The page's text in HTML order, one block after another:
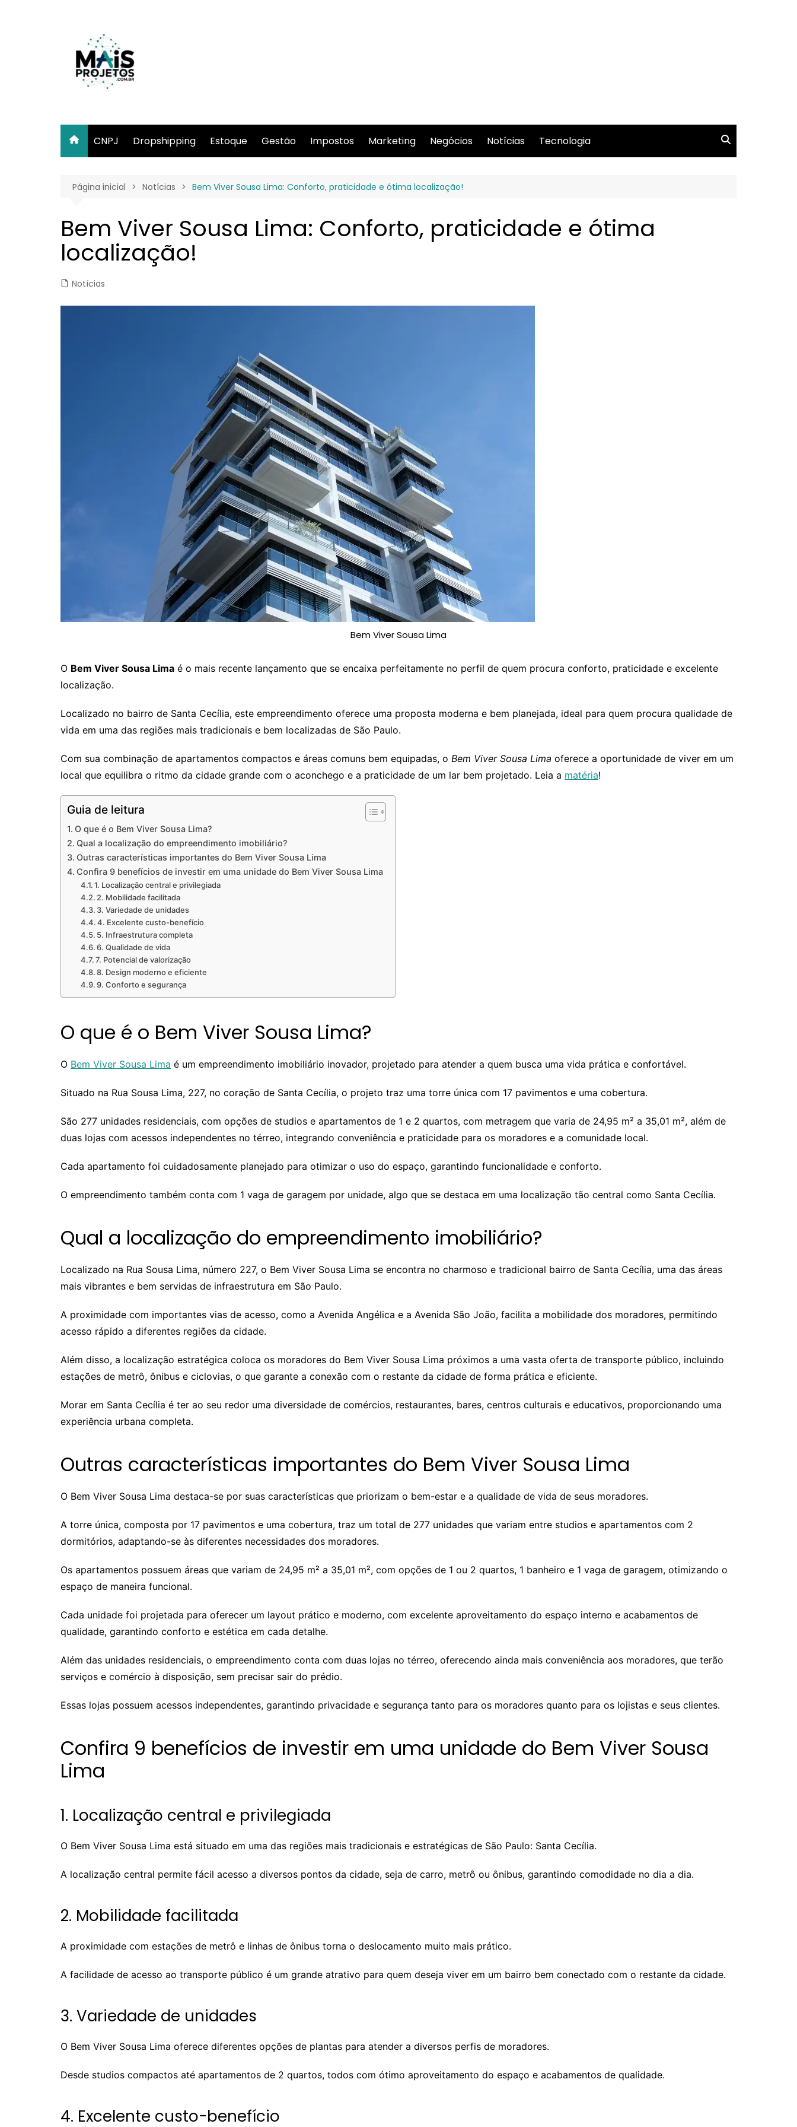
CNPJ Dropshipping Estoque Gestão Impostos Marketing Negócios Notícias Tecnologia
Página inicial Notícias Bem Viver Sousa Lima: Conforto, praticidade e ótima localização!
Bem Viver Sousa Lima: Conforto, praticidade e ótima
localização!
Notícias
Bem Viver Sousa Lima
O Bem Viver Sousa Lima é o mais recente lançamento que se encaixa perfeitamente no perfil de quem procura conforto, praticidade e excelente
localização.
Localizado no bairro de Santa Cecília, este empreendimento oferece uma proposta moderna e bem planejada, ideal para quem procura qualidade de
vida em uma das regiões mais tradicionais e bem localizadas de São Paulo.
Com sua combinação de apartamentos compactos e áreas comuns bem equipadas, o Bem Viver Sousa Lima oferece a oportunidade de viver em um
local que equilibra o ritmo da cidade grande com o aconchego e a praticidade de um lar bem projetado. Leia a matéria!
Guia de leitura
O que é o Bem Viver Sousa Lima?
Qual a localização do empreendimento imobiliário?
Outras características importantes do Bem Viver Sousa Lima
Confira 9 benefícios de investir em uma unidade do Bem Viver Sousa Lima
1. Localização central e privilegiada
2. Mobilidade facilitada
3. Variedade de unidades
4. Excelente custo-benefício
5. Infraestrutura completa
6. Qualidade de vida
7. Potencial de valorização
8. Design moderno e eficiente
9. Conforto e segurança
O que é o Bem Viver Sousa Lima?
O Bem Viver Sousa Lima é um empreendimento imobiliário inovador, projetado para atender a quem busca uma vida prática e confortável.
Situado na Rua Sousa Lima, 227, no coração de Santa Cecília, o projeto traz uma torre única com 17 pavimentos e uma cobertura.
São 277 unidades residenciais, com opções de studios e apartamentos de 1 e 2 quartos, com metragem que varia de 24,95 m² a 35,01 m², além de
duas lojas com acessos independentes no térreo, integrando conveniência e praticidade para os moradores e a comunidade local.
Cada apartamento foi cuidadosamente planejado para otimizar o uso do espaço, garantindo funcionalidade e conforto.
O empreendimento também conta com 1 vaga de garagem por unidade, algo que se destaca em uma localização tão central como Santa Cecília.
Qual a localização do empreendimento imobiliário?
Localizado na Rua Sousa Lima, número 227, o Bem Viver Sousa Lima se encontra no charmoso e tradicional bairro de Santa Cecília, uma das áreas
mais vibrantes e bem servidas de infraestrutura em São Paulo.
A proximidade com importantes vias de acesso, como a Avenida Angélica e a Avenida São João, facilita a mobilidade dos moradores, permitindo
acesso rápido a diferentes regiões da cidade.
Além disso, a localização estratégica coloca os moradores do Bem Viver Sousa Lima próximos a uma vasta oferta de transporte público, incluindo
estações de metrô, ônibus e ciclovias, o que garante a conexão com o restante da cidade de forma prática e eficiente.
Morar em Santa Cecília é ter ao seu redor uma diversidade de comércios, restaurantes, bares, centros culturais e educativos, proporcionando uma
experiência urbana completa.
Outras características importantes do Bem Viver Sousa Lima
O Bem Viver Sousa Lima destaca-se por suas características que priorizam o bem-estar e a qualidade de vida de seus moradores.
A torre única, composta por 17 pavimentos e uma cobertura, traz um total de 277 unidades que variam entre studios e apartamentos com 2
dormitórios, adaptando-se às diferentes necessidades dos moradores.
Os apartamentos possuem áreas que variam de 24,95 m² a 35,01 m², com opções de 1 ou 2 quartos, 1 banheiro e 1 vaga de garagem, otimizando o
espaço de maneira funcional.
Cada unidade foi projetada para oferecer um layout prático e moderno, com excelente aproveitamento do espaço interno e acabamentos de
qualidade, garantindo conforto e estética em cada detalhe.
Além das unidades residenciais, o empreendimento conta com duas lojas no térreo, oferecendo ainda mais conveniência aos moradores, que terão
serviços e comércio à disposição, sem precisar sair do prédio.
Essas lojas possuem acessos independentes, garantindo privacidade e segurança tanto para os moradores quanto para os lojistas e seus clientes.
Confira 9 benefícios de investir em uma unidade do Bem Viver Sousa
Lima
1. Localização central e privilegiada
O Bem Viver Sousa Lima está situado em uma das regiões mais tradicionais e estratégicas de São Paulo: Santa Cecília.
A localização central permite fácil acesso a diversos pontos da cidade, seja de carro, metrô ou ônibus, garantindo comodidade no dia a dia.
2. Mobilidade facilitada
A proximidade com estações de metrô e linhas de ônibus torna o deslocamento muito mais prático.
A facilidade de acesso ao transporte público é um grande atrativo para quem deseja viver em um bairro bem conectado com o restante da cidade.
3. Variedade de unidades
O Bem Viver Sousa Lima oferece diferentes opções de plantas para atender a diversos perfis de moradores.
Desde studios compactos até apartamentos de 2 quartos, todos com ótimo aproveitamento do espaço e acabamentos de qualidade.
4. Excelente custo-benefício